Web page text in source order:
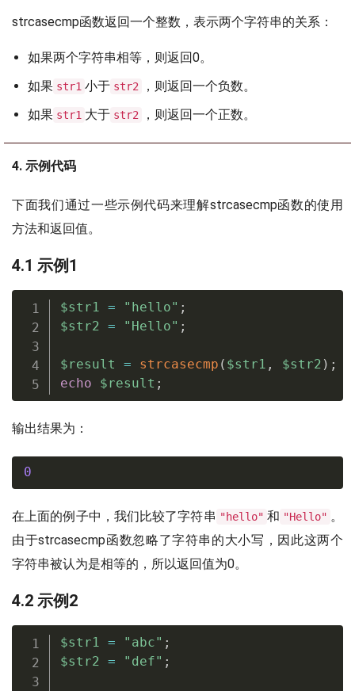
strcasecmp函数返回一个整数，表示两个字符串的关系：
如果两个字符串相等，则返回0。
如果 str1 小于 str2
，则返回一个负数。
如果 str1 大于 str2 ，则返回一个正数。
4. 示例代码
下面我们通过一些示例代码来理解strcasecmp函数的使用
方法和返回值。
4.1 示例1
$str1 = "hello" ;
$str2 = "Hello" ;
$result = strcasecmp ( $str1 , $str2 ) ;
echo
$result ;
输出结果为：
0
在上面的例子中，我们比较了字符串 "hello" 和 "Hello" 。
由于strcasecmp函数忽略了字符串的大小写，因此这两个
字符串被认为是相等的，所以返回值为0。
4.2 示例2
$str1 = "abc" ;
$str2 = "def" ;